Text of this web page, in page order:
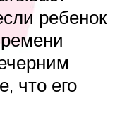
ребенок
что его